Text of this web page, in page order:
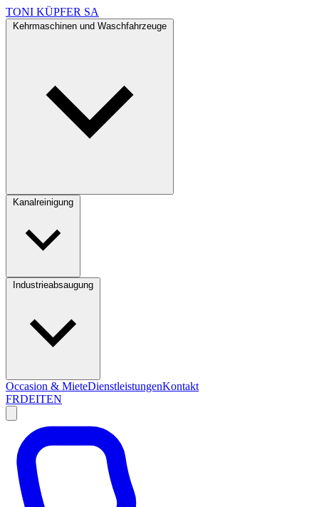
TONI KÜPFER SA
Occasion & MieteDienstleistungenKontakt
FRDEITEN